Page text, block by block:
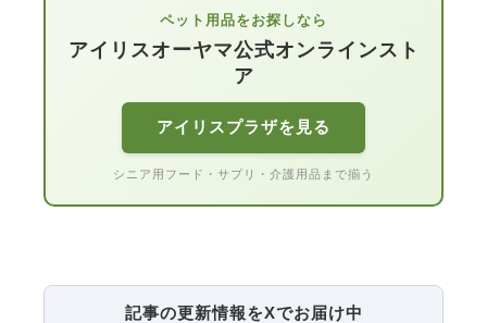
ペット用品をお探しなら
アイリスオーヤマ公式オンラインスト
ア
アイリスプラザを見る
シニア用フード・サプリ・介護用品まで揃う
記事の更新情報をXでお届け中